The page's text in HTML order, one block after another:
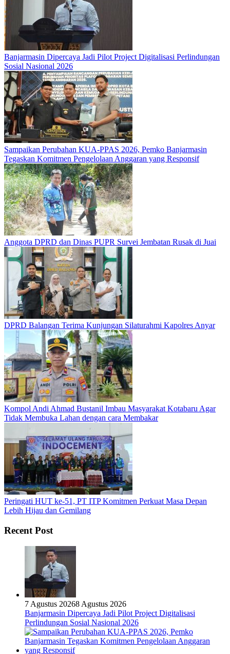
Banjarmasin Dipercaya Jadi Pilot Project Digitalisasi Perlindungan
Sosial Nasional 2026
Sampaikan Perubahan KUA-PPAS 2026, Pemko Banjarmasin
Tegaskan Komitmen Pengelolaan Anggaran yang Responsif
Anggota DPRD dan Dinas PUPR Survei Jembatan Rusak di Juai
DPRD Balangan Terima Kunjungan Silaturahmi Kapolres Anyar
Kompol Andi Ahmad Bustanil Imbau Masyarakat Kotabaru Agar
Tidak Membuka Lahan dengan cara Membakar
Peringati HUT ke-51, PT ITP Komitmen Perkuat Masa Depan
Lebih Hijau dan Gemilang
Recent Post
7 Agustus 20268 Agustus 2026
Banjarmasin Dipercaya Jadi Pilot Project Digitalisasi
Perlindungan Sosial Nasional 2026